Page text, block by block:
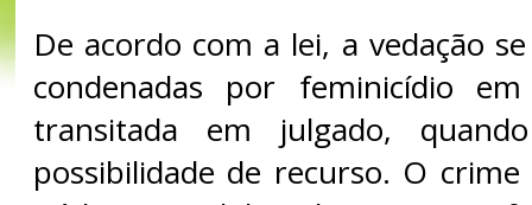
De acordo com a lei, a vedação
condenadas por feminicídio
transitada em julgado,
possibilidade de recurso. O